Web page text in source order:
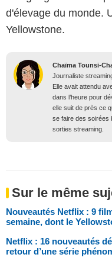
d'élevage du monde.
Yellowstone.
Chaïma Tounsi-
Journaliste
Elle avait attendu
dans l’heure pour
elle suit de près ce
se faire des soirées
sorties streaming.
Sur le même
Nouveautés Netflix : 9
semaine, dont le
Netflix : 16 nouveautés
retour d’une série